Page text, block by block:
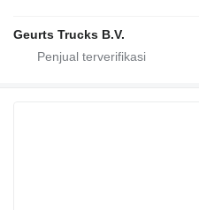
Geurts Trucks B.V.